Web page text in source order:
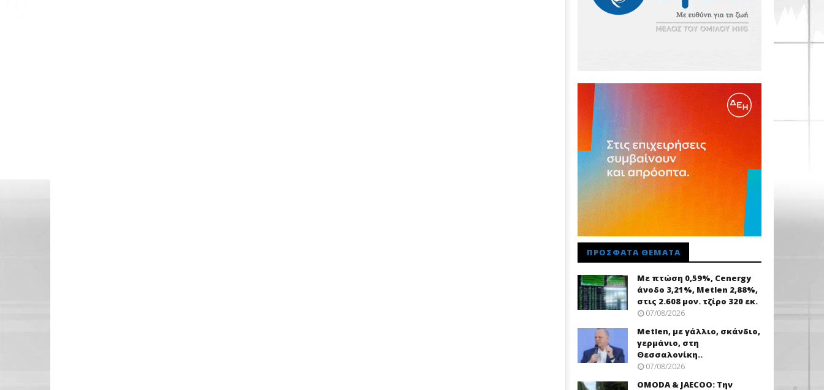
ΠΡΌΣΦΑΤΑ ΘΈΜΑΤΑ
Με πτώση 0,59%, Cenergy
άνοδο 3,21%, Metlen 2,88%,
στις 2.608 μον. τζίρο 320 εκ.
07/08/2026
Metlen, με γάλλιο, σκάνδιο,
γερμάνιο, στη
Θεσσαλονίκη..
07/08/2026
OMODA & JAECOO: Την